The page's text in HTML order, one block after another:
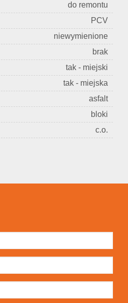
do remontu
PCV
niewymienione
brak
tak - miejski
tak - miejska
asfalt
bloki
c.o.